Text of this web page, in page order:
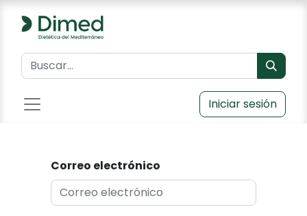
Iniciar sesión
Correo electrónico